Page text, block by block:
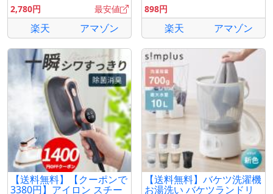
2,780円
最安値
楽天 アマゾン
898円
楽天 アマゾン
【送料無料】【クーポンで
3380円】アイロン スチー
【送料無料】バケツ洗濯機
お湯洗い バケツランドリ